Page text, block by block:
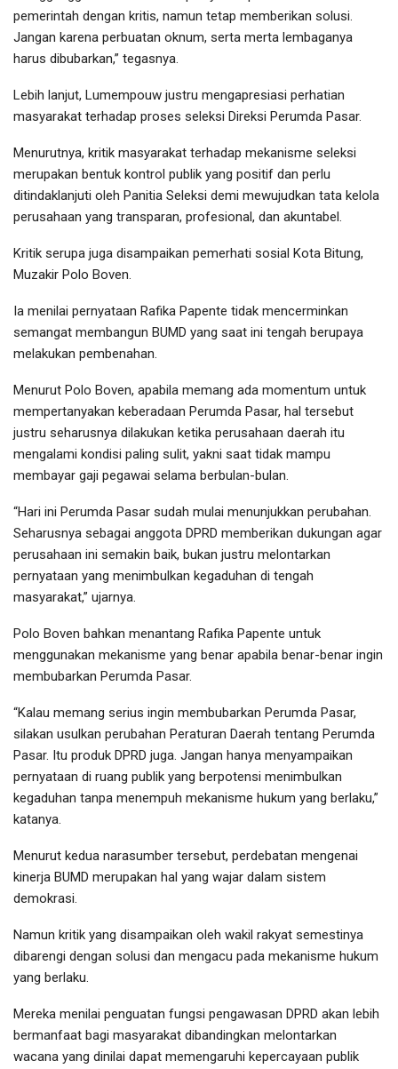
pemerintah dengan kritis, namun tetap memberikan solusi.
Jangan karena perbuatan oknum, serta merta lembaganya
harus dibubarkan,” tegasnya.
Lebih lanjut, Lumempouw justru mengapresiasi perhatian
masyarakat terhadap proses seleksi Direksi Perumda Pasar.
Menurutnya, kritik masyarakat terhadap mekanisme seleksi
merupakan bentuk kontrol publik yang positif dan perlu
ditindaklanjuti oleh Panitia Seleksi demi mewujudkan tata kelola
perusahaan yang transparan, profesional, dan akuntabel.
Kritik serupa juga disampaikan pemerhati sosial Kota Bitung,
Muzakir Polo Boven.
Ia menilai pernyataan Rafika Papente tidak mencerminkan
semangat membangun BUMD yang saat ini tengah berupaya
melakukan pembenahan.
Menurut Polo Boven, apabila memang ada momentum untuk
mempertanyakan keberadaan Perumda Pasar, hal tersebut
justru seharusnya dilakukan ketika perusahaan daerah itu
mengalami kondisi paling sulit, yakni saat tidak mampu
membayar gaji pegawai selama berbulan-bulan.
“Hari ini Perumda Pasar sudah mulai menunjukkan perubahan.
Seharusnya sebagai anggota DPRD memberikan dukungan agar
perusahaan ini semakin baik, bukan justru melontarkan
pernyataan yang menimbulkan kegaduhan di tengah
masyarakat,” ujarnya.
Polo Boven bahkan menantang Rafika Papente untuk
menggunakan mekanisme yang benar apabila benar-benar ingin
membubarkan Perumda Pasar.
“Kalau memang serius ingin membubarkan Perumda Pasar,
silakan usulkan perubahan Peraturan Daerah tentang Perumda
Pasar. Itu produk DPRD juga. Jangan hanya menyampaikan
pernyataan di ruang publik yang berpotensi menimbulkan
kegaduhan tanpa menempuh mekanisme hukum yang berlaku,”
katanya.
Menurut kedua narasumber tersebut, perdebatan mengenai
kinerja BUMD merupakan hal yang wajar dalam sistem
demokrasi.
Namun kritik yang disampaikan oleh wakil rakyat semestinya
dibarengi dengan solusi dan mengacu pada mekanisme hukum
yang berlaku.
Mereka menilai penguatan fungsi pengawasan DPRD akan lebih
bermanfaat bagi masyarakat dibandingkan melontarkan
wacana yang dinilai dapat memengaruhi kepercayaan publik